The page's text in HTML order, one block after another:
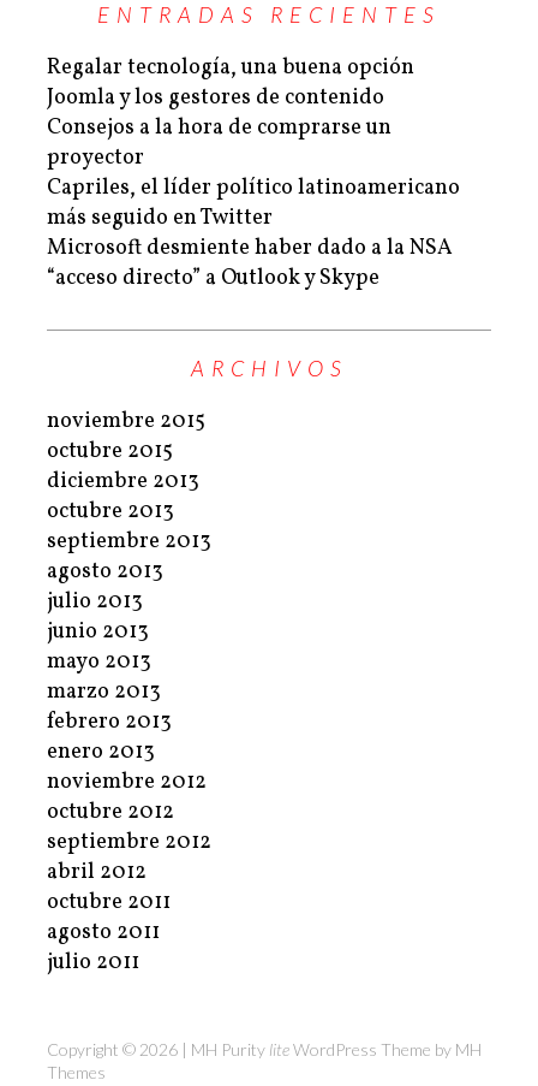
ENTRADAS RECIENTES
Regalar tecnología, una buena opción
Joomla y los gestores de contenido
Consejos a la hora de comprarse un
proyector
Capriles, el líder político latinoamericano
más seguido en Twitter
Microsoft desmiente haber dado a la NSA
“acceso directo” a Outlook y Skype
ARCHIVOS
noviembre 2015
octubre 2015
diciembre 2013
octubre 2013
septiembre 2013
agosto 2013
julio 2013
junio 2013
mayo 2013
marzo 2013
febrero 2013
enero 2013
noviembre 2012
octubre 2012
septiembre 2012
abril 2012
octubre 2011
agosto 2011
julio 2011
Copyright © 2026 | MH Purity liteWordPress Theme by MH
Themes